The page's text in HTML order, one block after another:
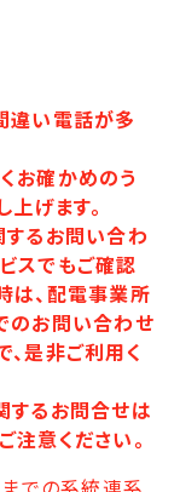
違い電話が多
お確かめのう
げます。
するお問い合わ
スでもご確認
は、配電事業所
のお問い合わせ
是非ご利用く
するお問合せは
意ください。